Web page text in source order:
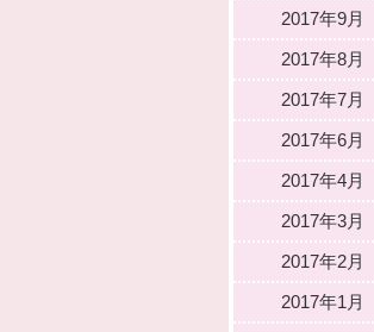
2017年9月
2017年8月
2017年7月
2017年6月
2017年4月
2017年3月
2017年2月
2017年1月